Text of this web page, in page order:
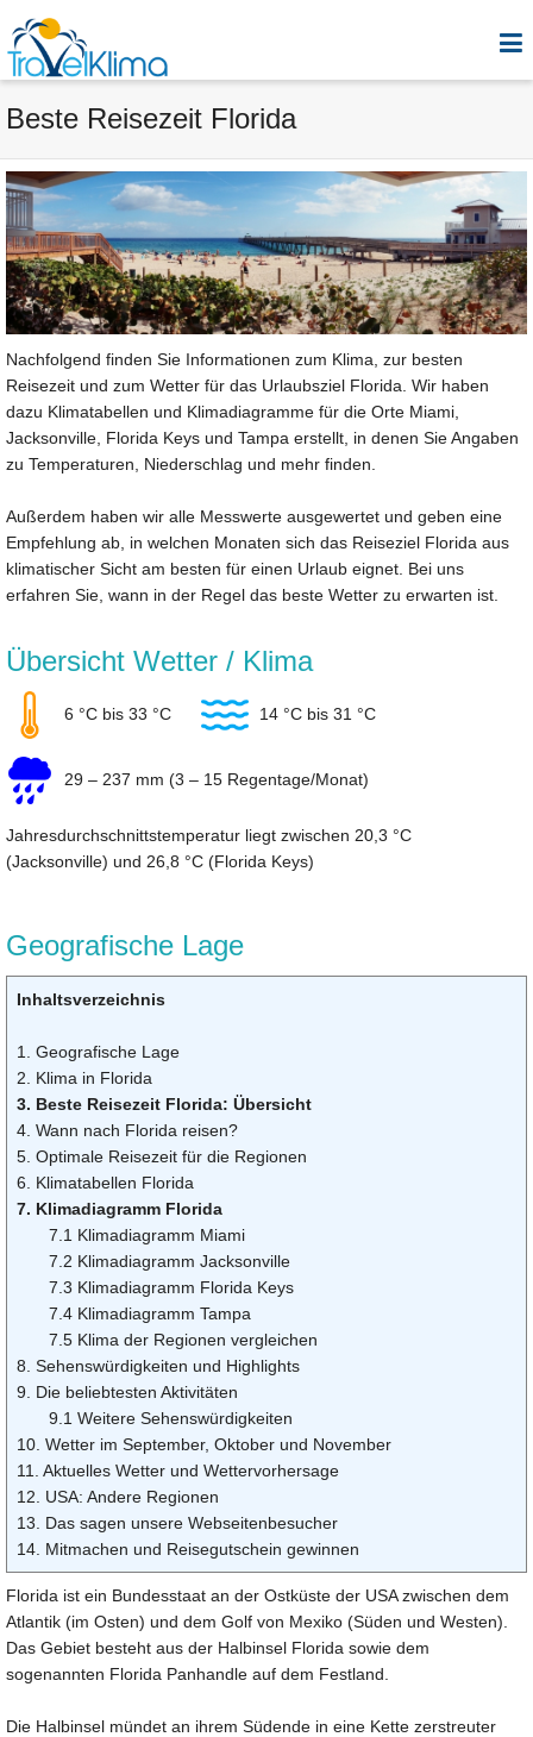
Beste Reisezeit Florida
Nachfolgend finden Sie Informationen zum Klima, zur besten
Reisezeit und zum Wetter für das Urlaubsziel Florida. Wir haben
dazu Klimatabellen und Klimadiagramme für die Orte Miami,
Jacksonville, Florida Keys und Tampa erstellt, in denen Sie Angaben
zu Temperaturen, Niederschlag und mehr finden.
Außerdem haben wir alle Messwerte ausgewertet und geben eine
Empfehlung ab, in welchen Monaten sich das Reiseziel Florida aus
klimatischer Sicht am besten für einen Urlaub eignet. Bei uns
erfahren Sie, wann in der Regel das beste Wetter zu erwarten ist.
Übersicht Wetter / Klima
6 °C bis 33 °C 14 °C bis 31 °C
29 – 237 mm (3 – 15 Regentage/Monat)
Jahresdurchschnittstemperatur liegt zwischen 20,3 °C
(Jacksonville) und 26,8 °C (Florida Keys)
Geografische Lage
Inhaltsverzeichnis
1. Geografische Lage
2. Klima in Florida
3. Beste Reisezeit Florida: Übersicht
4. Wann nach Florida reisen?
5. Optimale Reisezeit für die Regionen
6. Klimatabellen Florida
7. Klimadiagramm Florida
7.1 Klimadiagramm Miami
7.2 Klimadiagramm Jacksonville
7.3 Klimadiagramm Florida Keys
7.4 Klimadiagramm Tampa
7.5 Klima der Regionen vergleichen
8. Sehenswürdigkeiten und Highlights
9. Die beliebtesten Aktivitäten
9.1 Weitere Sehenswürdigkeiten
10. Wetter im September, Oktober und November
11. Aktuelles Wetter und Wettervorhersage
12. USA: Andere Regionen
13. Das sagen unsere Webseitenbesucher
14. Mitmachen und Reisegutschein gewinnen
Florida ist ein Bundesstaat an der Ostküste der USA zwischen dem
Atlantik (im Osten) und dem Golf von Mexiko (Süden und Westen).
Das Gebiet besteht aus der Halbinsel Florida sowie dem
sogenannten Florida Panhandle auf dem Festland.
Die Halbinsel mündet an ihrem Südende in eine Kette zerstreuter